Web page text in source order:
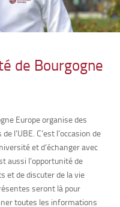
de Bourgogne
Europe organise des
l’UBE. C’est l’occasion de
et d’échanger avec
aussi l’opportunité de
et de discuter de la vie
seront là pour
toutes les informations